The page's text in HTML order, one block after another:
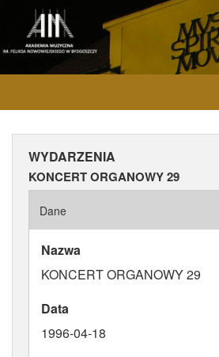
AKTUALNOŚCI
WYDARZENIA
PUBLIKACJE
WYDARZENIA
KONCERT ORGANOWY 29
Dane
Nazwa
KONCERT ORGANOWY 29
Data
1996-04-18